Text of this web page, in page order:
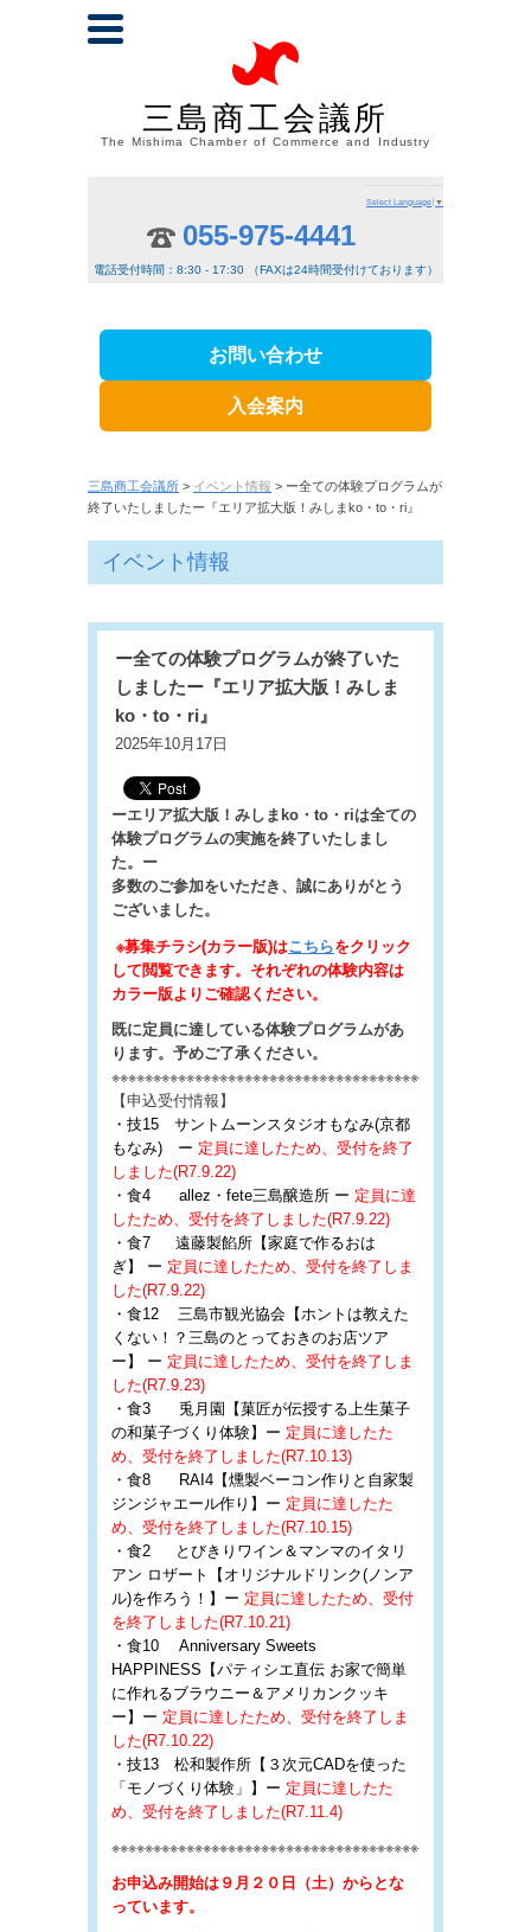
三島商工会議所
The Mishima Chamber of Commerce and Industry
Select Language ▼
055-975-4441
電話受付時間：8:30 - 17:30 （FAXは24時間受付けております）
お問い合わせ
入会案内
三島商工会議所 > イベント情報 > ー全ての体験プログラムが
終了いたしましたー『エリア拡大版！みしまko・to・ri』
イベント情報
ー全ての体験プログラムが終了いた
しましたー『エリア拡大版！みしま
ko・to・ri』
2025年10月17日
ーエリア拡大版！みしまko・to・riは全ての
体験プログラムの実施を終了いたしまし
た。ー
多数のご参加をいただき、誠にありがとう
ございました。
※募集チラシ(カラー版)はこちらをクリック
して閲覧できます。それぞれの体験内容は
カラー版よりご確認ください。
既に定員に達している体験プログラムがあ
ります。予めご了承ください。
※※※※※※※※※※※※※※※※※※※※※※※※※※※※※※※※※※※※※※※※※※※※
【申込受付情報】
・技15 サントムーンスタジオもなみ(京都
もなみ) ー 定員に達したため、受付を終了
しました(R7.9.22)
・食4 allez・fete三島醸造所 ー 定員に達
したため、受付を終了しました(R7.9.22)
・食7
遠藤製餡所【家庭で作るおは
ぎ】
ー 定員に達したため、受付を終了しま
した(R7.9.22)
・食12 三島市観光協会【ホントは教えた
くない！？三島のとっておきのお店ツア
ー】 ー 定員に達したため、受付を終了しま
した(R7.9.23)
・食3 兎月園【菓匠が伝授する上生菓子
の和菓子づくり体験】ー 定員に達したた
め、受付を終了しました(R7.10.13)
・食8 RAI4【燻製ベーコン作りと自家製
ジンジャエール作り】ー 定員に達したた
め、受付を終了しました(R7.10.15)
・食2 とびきりワイン＆マンマのイタリ
アン ロザート【オリジナルドリンク(ノンア
ル)を作ろう！】ー 定員に達したため、受付
を終了しました(R7.10.21)
・食10 Anniversary Sweets
HAPPINESS【パティシエ直伝 お家で簡単
に作れるブラウニー＆アメリカンクッキ
ー】ー 定員に達したため、受付を終了しま
した(R7.10.22)
・技13 松和製作所【３次元CADを使った
「モノづくり体験」】ー 定員に達したた
め、受付を終了しました(R7.11.4)
※※※※※※※※※※※※※※※※※※※※※※※※※※※※※※※※※※※※※※※※※※※※
お申込み開始は９月２０日（土）からとな
っています。